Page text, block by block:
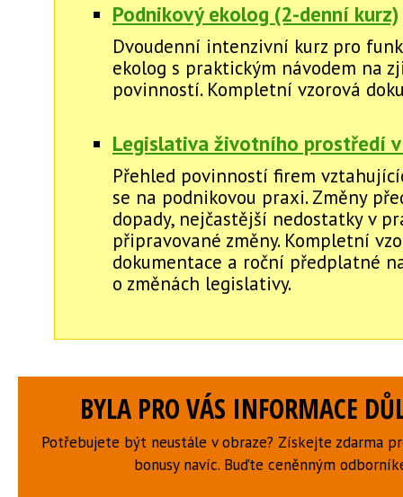
Podnikový ekolog (2-denní kurz)
Dvoudenní intenzivní kurz pro
ekolog s praktickým návodem na
povinností. Kompletní vzorová
Legislativa životního prostředí
Přehled povinností firem
se na podnikovou praxi. Změny
dopady, nejčastější nedostatky v
připravované změny. Kompletní
dokumentace a roční předplatné
o změnách legislativy.
BYLA PRO VÁS INFORMACE
Potřebujete být neustále v obraze? Získejte zdarma
bonusy navíc. Buďte ceněnným